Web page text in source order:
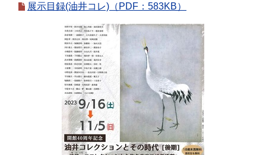
展示目録(油井コレ)（PDF：583KB）